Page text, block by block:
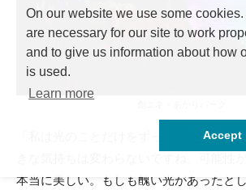
「私は光のことだけをずっとやってきた
きな気持ちは変わらないですね。可能性
本当に美しい。もしも醜い光があったと
On our website we use some
are necessary for our site to work
and to give us information about how
is used.
Learn more
Accept